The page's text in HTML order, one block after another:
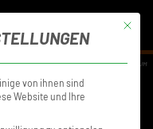
DISCLAIMER DATENSCHUTZ IMPRESSUM
Mit
von ihnen sind
Website und Ihre